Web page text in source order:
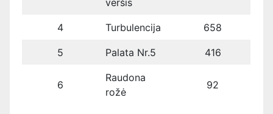
veršis
4 Turbulencija 658
5 Palata Nr.5 416
6
Raudona
rožė
92